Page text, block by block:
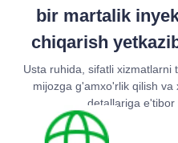
bir martalik
chiqarish
Usta ruhida, sifatli xizmatlarni
mijozga g'amxo'rlik qilish va
detallariga e'tibor